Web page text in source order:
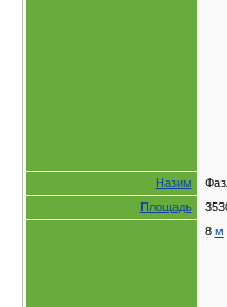
Назим
Площадь
8 м